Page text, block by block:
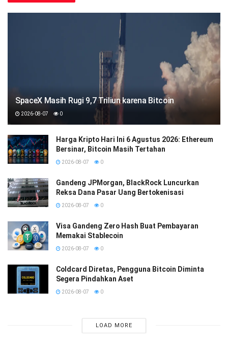
SpaceX Masih Rugi 9,7 Triliun karena Bitcoin
2026-08-07 0
Harga Kripto Hari Ini 6 Agustus 2026: Ethereum
Bersinar, Bitcoin Masih Tertahan
2026-08-07 0
Gandeng JPMorgan, BlackRock Luncurkan
Reksa Dana Pasar Uang Bertokenisasi
2026-08-07 0
Visa Gandeng Zero Hash Buat Pembayaran
Memakai Stablecoin
2026-08-07 0
Coldcard Diretas, Pengguna Bitcoin Diminta
Segera Pindahkan Aset
2026-08-07 0
LOAD MORE